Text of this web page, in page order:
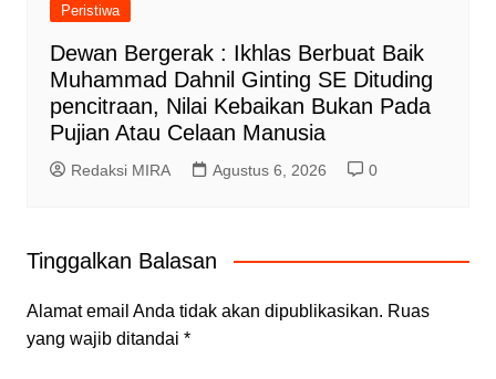
Peristiwa
Dewan Bergerak : Ikhlas Berbuat Baik
Muhammad Dahnil Ginting SE Dituding
pencitraan, Nilai Kebaikan Bukan Pada
Pujian Atau Celaan Manusia
Redaksi MIRA Agustus 6, 2026 0
Tinggalkan Balasan
Alamat email Anda tidak akan dipublikasikan. Ruas
yang wajib ditandai *